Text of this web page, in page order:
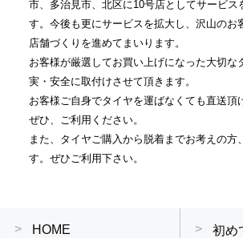
市、多治見市、北区に10号店としてサービス
す。今後も更にサービスを拡大し、沢山のお
店舗づくりを進めてまいります。
お客様が厳選してお買い上げになった大切な
実・安全に取付けさせて頂きます。
お客様ご自身でタイヤを運ばなくても直送頂
ぜひ、ご利用ください。
また、タイヤご購入から脱着までお考えの方
す。ぜひご利用下さい。
HOME 初め